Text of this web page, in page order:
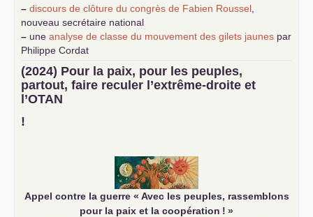
– discours de clôture du congrès de Fabien Roussel
nouveau secrétaire national
– une analyse de classe du mouvement des gilets jaunes par
Philippe Cordat
–
un texte de Jean-Claude Delaunay
le marxisme est la
science sociale de notre temps
–un appel proposé aux partis communistes et ouvrier
d’Europe
–
(2024) Pour la paix, pour les peuples,
partout, faire reculer l’extrême-droite et
l’OTAN
!
Appel contre la guerre « Avec les peuples, rassemblons
pour la paix et la coopération ! »